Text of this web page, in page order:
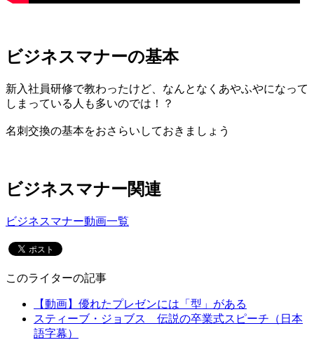
ビジネスマナーの基本
新入社員研修で教わったけど、なんとなくあやふやになって
しまっている人も多いのでは！？
名刺交換の基本をおさらいしておきましょう
ビジネスマナー関連
ビジネスマナー動画一覧
このライターの記事
【動画】優れたプレゼンには「型」がある
スティーブ・ジョブス 伝説の卒業式スピーチ（日本
語字幕）